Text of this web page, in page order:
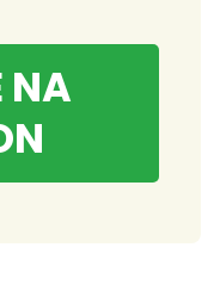
NA